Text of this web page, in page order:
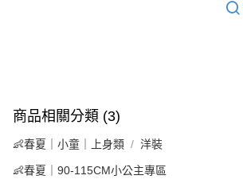
商品相關分類 (3)
👶春夏｜小童｜上身類 洋裝
👶春夏｜90-115CM小公主專區